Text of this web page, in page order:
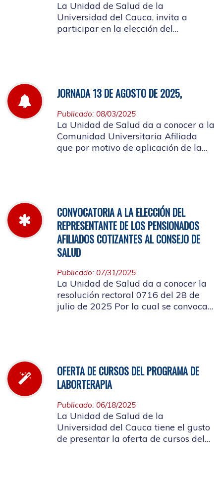
La Unidad de Salud de la
Universidad del Cauca, invita a
participar en la elección del
JORNADA 13 DE AGOSTO DE 2025,
Publicado: 08/03/2025
La Unidad de Salud da a conocer a la
Comunidad Universitaria Afiliada
que por motivo de aplicación de la
CONVOCATORIA A LA ELECCIÓN DEL
REPRESENTANTE DE LOS PENSIONADOS
AFILIADOS COTIZANTES AL CONSEJO DE
SALUD
Publicado: 07/31/2025
La Unidad de Salud da a conocer la
resolución rectoral 0716 del 28 de
julio de 2025 Por la cual se convoca
OFERTA DE CURSOS DEL PROGRAMA DE
LABORTERAPIA
Publicado: 06/18/2025
La Unidad de Salud de la
Universidad del Cauca tiene el gusto
de presentar la oferta de cursos del